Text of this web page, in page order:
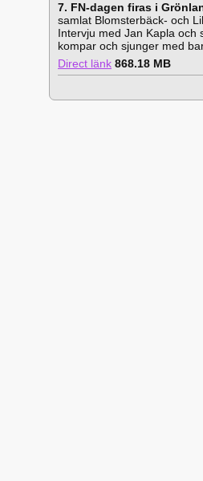
7. FN-dagen firas i
samlat Blomsterbäck- och
Intervju med Jan Kapla och
kompar och sjunger med
Direct länk 868.18 MB